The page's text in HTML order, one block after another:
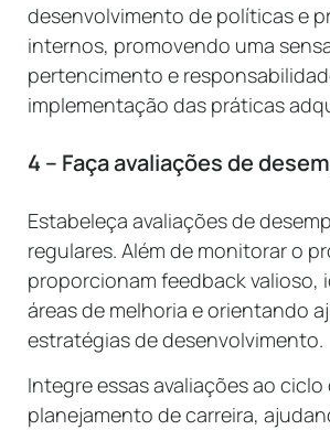
desenvolvimento de políticas e
internos, promovendo uma
pertencimento e
implementação das práticas
4 – Faça avaliações de
Estabeleça avaliações de
regulares. Além de monitorar o
proporcionam feedback valioso,
áreas de melhoria e orientando
estratégias de desenvolvimento.
Integre essas avaliações ao ciclo
planejamento de carreira,